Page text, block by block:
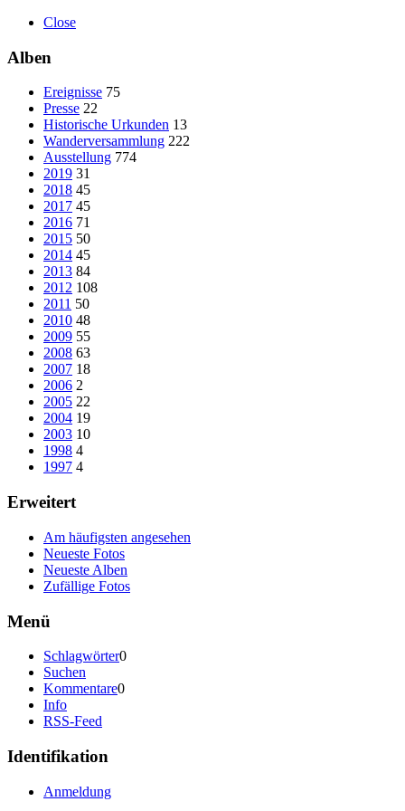
Close
Alben
Ereignisse 75
Presse 22
Historische Urkunden 13
Wanderversammlung 222
Ausstellung 774
2019 31
2018 45
2017 45
2016 71
2015 50
2014 45
2013 84
2012 108
2011 50
2010 48
2009 55
2008 63
2007 18
2006 2
2005 22
2004 19
2003 10
1998 4
1997 4
Erweitert
Am häufigsten angesehen
Neueste Fotos
Neueste Alben
Zufällige Fotos
Menü
Schlagwörter0
Suchen
Kommentare0
Info
RSS-Feed
Identifikation
Anmeldung